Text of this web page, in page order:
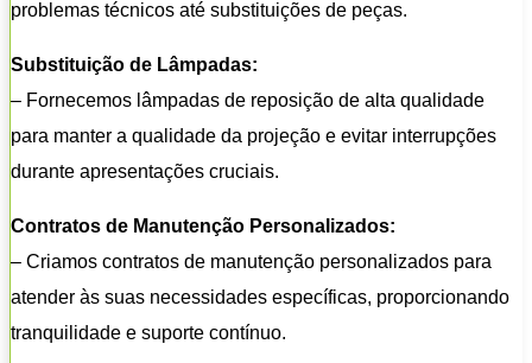
problemas técnicos até substituições de peças.
Substituição de Lâmpadas:
– Fornecemos lâmpadas de reposição de alta qualidade
para manter a qualidade da projeção e evitar interrupções
durante apresentações cruciais.
Contratos de Manutenção Personalizados:
– Criamos contratos de manutenção personalizados para
atender às suas necessidades específicas, proporcionando
tranquilidade e suporte contínuo.